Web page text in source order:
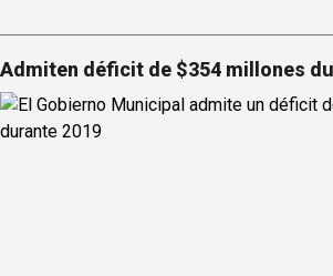
Admiten déficit de $354 millones